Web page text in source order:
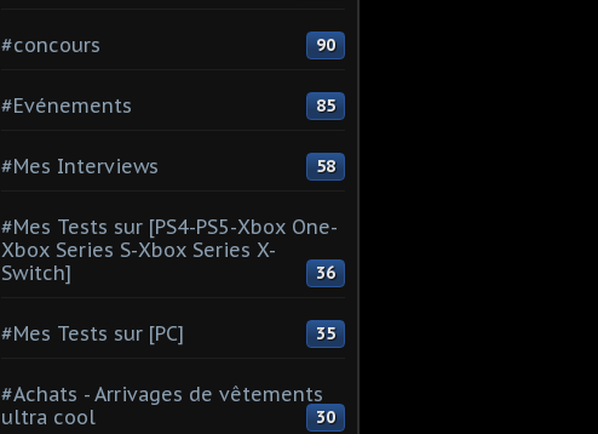
#concours 90
#Evénements 85
#Mes Interviews 58
#Mes Tests sur [PS4-PS5-Xbox One-
Xbox Series S-Xbox Series X-
Switch]
36
#Mes Tests sur [PC] 35
#Achats - Arrivages de vêtements
ultra cool
30